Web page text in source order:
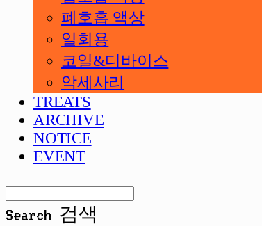
폐호흡 액상
일회용
코일&디바이스
악세사리
TREATS
ARCHIVE
NOTICE
EVENT
Search 검색